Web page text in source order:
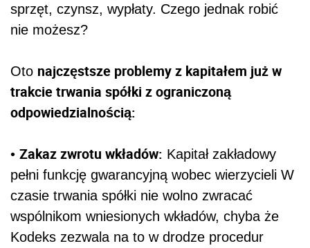
sprzęt, czynsz, wypłaty. Czego jednak robić
nie możesz?
Oto najczęstsze problemy z kapitałem już w
trakcie trwania spółki z ograniczoną
odpowiedzialnością:
• Zakaz zwrotu wkładów: Kapitał zakładowy
pełni funkcję gwarancyjną wobec wierzycieli W
czasie trwania spółki nie wolno zwracać
wspólnikom wniesionych wkładów, chyba że
Kodeks zezwala na to w drodze procedur